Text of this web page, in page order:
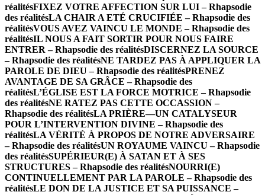
réalitésFIXEZ VOTRE AFFECTION SUR LUI – Rhapsodie
des réalitésLA CHAIR A ETÉ CRUCIFIÉE – Rhapsodie des
réalitésVOUS AVEZ VAINCU LE MONDE – Rhapsodie des
réalitésIL NOUS A FAIT SORTIR POUR NOUS FAIRE
ENTRER – Rhapsodie des réalitésDISCERNEZ LA SOURCE
– Rhapsodie des réalitésNE TARDEZ PAS À APPLIQUER LA
PAROLE DE DIEU – Rhapsodie des réalitésPRENEZ
AVANTAGE DE SA GRÂCE – Rhapsodie des
réalitésL’ÉGLISE EST LA FORCE MOTRICE – Rhapsodie
des réalitésNE RATEZ PAS CETTE OCCASSION –
Rhapsodie des réalitésLA PRIÈRE—UN CATALYSEUR
POUR L’INTERVENTION DIVINE – Rhapsodie des
réalitésLA VÉRITÉ À PROPOS DE NOTRE ADVERSAIRE
– Rhapsodie des réalitésUN ROYAUME VAINCU – Rhapsodie
des réalitésSUPÉRIEUR(E) À SATAN ET À SES
STRUCTURES – Rhapsodie des réalitésNOURRI(E)
CONTINUELLEMENT PAR LA PAROLE – Rhapsodie des
réalitésLE DON DE LA JUSTICE ET SA PUISSANCE –